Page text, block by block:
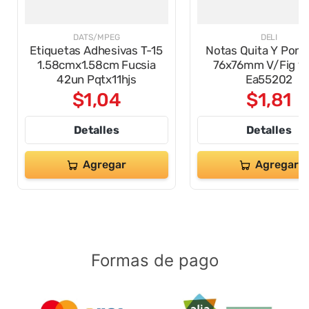
DATS/MPEG
Etiquetas Adhesivas T-15
1.58cmx1.58cm Fucsia
42un Pqtx11hjs
$1,04
Detalles
Agregar
DELI
Notas Quita Y Pon
76x76mm V/Fig
Ea55202
$1,81
Detalles
Agregar
Formas de pago